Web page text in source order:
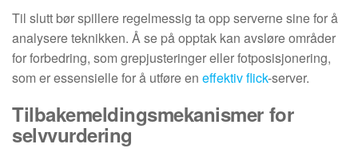
Til slutt bør spillere regelmessig ta opp serverne sine for å
analysere teknikken. Å se på opptak kan avsløre områder
for forbedring, som grepjusteringer eller fotposisjonering,
som er essensielle for å utføre en effektiv flick-server.
Tilbakemeldingsmekanismer for
selvvurdering